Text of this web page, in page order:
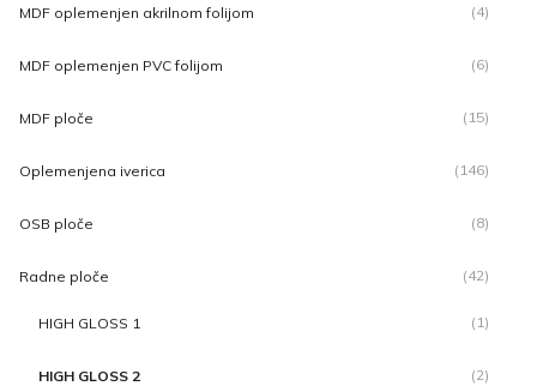
MDF oplemenjen akrilnom folijom (4)
MDF oplemenjen PVC folijom (6)
MDF ploče (15)
Oplemenjena iverica (146)
OSB ploče (8)
Radne ploče (42)
HIGH GLOSS 1 (1)
HIGH GLOSS 2 (2)